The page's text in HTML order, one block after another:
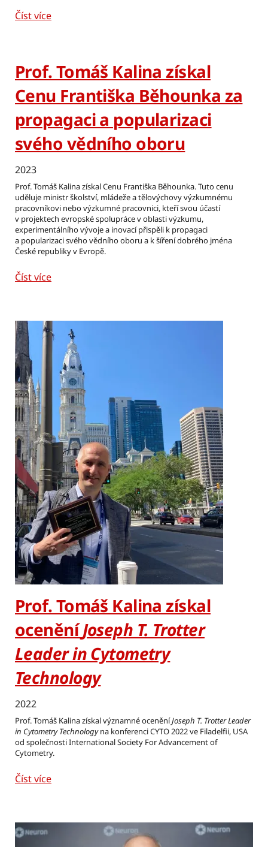
Číst více
Prof. Tomáš Kalina získal
Cenu Františka Běhounka za
propagaci a popularizaci
svého vědního oboru
2023
Prof. Tomáš Kalina získal Cenu Františka Běhounka. Tuto cenu
uděluje ministr školství, mládeže a tělovýchovy výzkumnému
pracovníkovi nebo výzkumné pracovnici, kteří svou účastí
v projektech evropské spolupráce v oblasti výzkumu,
experimentálního vývoje a inovací přispěli k propagaci
a popularizaci svého vědního oboru a k šíření dobrého jména
České republiky v Evropě.
Číst více
Prof. Tomáš Kalina získal
oceněníJoseph T. Trotter
Leader in Cytometry
Technology
2022
Prof. Tomáš Kalina získal významné oceněníJoseph T. Trotter Leader
in Cytometry Technologyna konferenci CYTO 2022 ve Filadelfii, USA
od společnosti International Society For Advancement of
Cytometry.
Číst více